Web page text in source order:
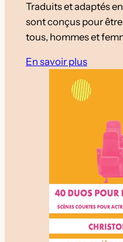
Traduits et adaptés
sont conçus pour
tous, hommes et
En savoir plus